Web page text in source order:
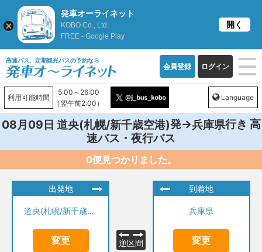
高速バス、定期観光バスの予約なら
会員登録 ログイン
利用可能時間
5:00～26:00
（翌午前2:00）
Language
08月09日 道央(札幌/新千歳空港)発→兵庫県行き 高
速バス・夜行バス
0便見つかりました。
出発地
道央(札幌/新千歳空港)
変更 逆区間
到着地
兵庫県
変更
発車オーライネット
KOBO Co., Ltd.
FREE - Google Play
開く